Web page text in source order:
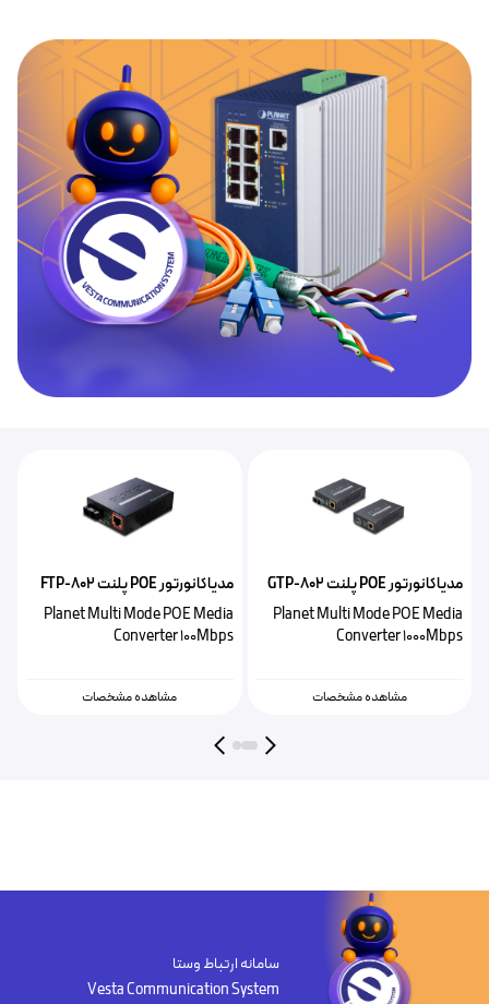
مدیاکانورتور POE‌ پلنت GTP-802
Planet Multi Mode POE Media
Converter 1000Mbps
مشاهده مشخصات
مدیاکانورتور POE پلنت FTP-802
Planet Multi Mode POE Media
Converter 100Mbps
مشاهده مشخصات
سامانه ارتباط وستا
Vesta Communication System